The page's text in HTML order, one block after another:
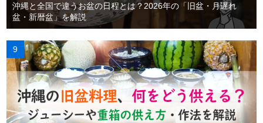
沖縄と全国で違うお盆の日程とは？2026年の「旧盆・月遅れ
盆・新暦盆」を解説